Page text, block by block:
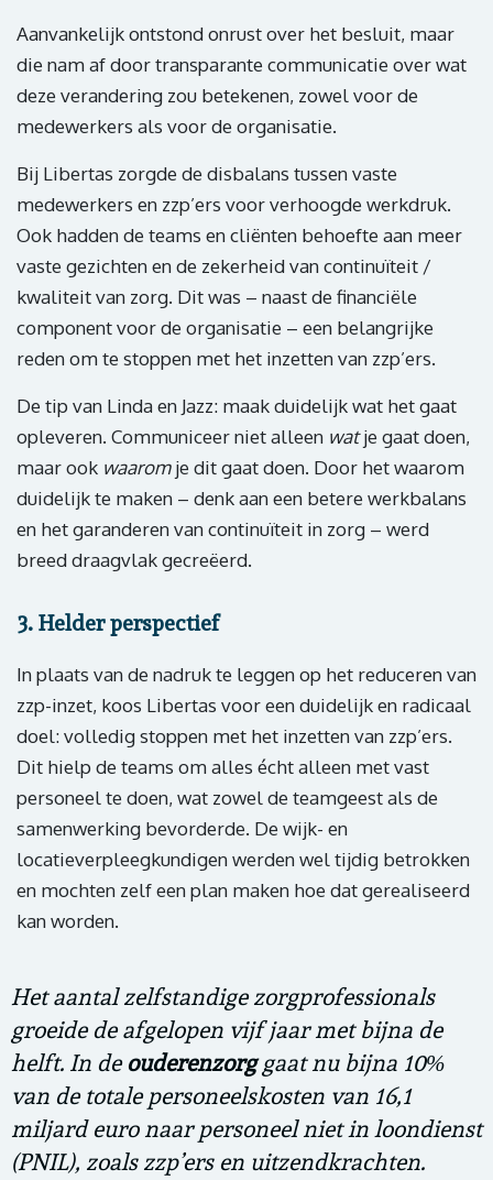
Aanvankelijk ontstond onrust over het besluit, maar
die nam af door transparante communicatie over wat
deze verandering zou betekenen, zowel voor de
medewerkers als voor de organisatie.
Bij Libertas zorgde de disbalans tussen vaste
medewerkers en zzp’ers voor verhoogde werkdruk.
Ook hadden de teams en cliënten behoefte aan meer
vaste gezichten en de zekerheid van continuïteit /
kwaliteit van zorg. Dit was – naast de financiële
component voor de organisatie – een belangrijke
reden om te stoppen met het inzetten van zzp’ers.
De tip van Linda en Jazz: maak duidelijk wat het gaat
opleveren. Communiceer niet alleen watje gaat doen,
maar ook waaromje dit gaat doen. Door het waarom
duidelijk te maken – denk aan een betere werkbalans
en het garanderen van continuïteit in zorg – werd
breed draagvlak gecreëerd.
3. Helder perspectief
In plaats van de nadruk te leggen op het reduceren van
zzp-inzet, koos Libertas voor een duidelijk en radicaal
doel: volledig stoppen met het inzetten van zzp’ers.
Dit hielp de teams om alles écht alleen met vast
personeel te doen, wat zowel de teamgeest als de
samenwerking bevorderde. De wijk- en
locatieverpleegkundigen werden wel tijdig betrokken
en mochten zelf een plan maken hoe dat gerealiseerd
kan worden.
Het aantal zelfstandige zorgprofessionals
groeide de afgelopen vijf jaar met bijna de
helft. In de ouderenzorggaat nu bijna 10%
van de totale personeelskosten van 16,1
miljard euro naar personeel niet in loondienst
(PNIL), zoals zzp’ers en uitzendkrachten.